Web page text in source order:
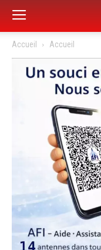
Accueil Accueil